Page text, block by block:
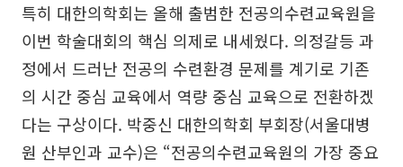
특히 대한의학회는 올해 출범한 전공의수련교육원을
이번 학술대회의 핵심 의제로 내세웠다. 의정갈등 과
정에서 드러난 전공의 수련환경 문제를 계기로 기존
의 시간 중심 교육에서 역량 중심 교육으로 전환하겠
다는 구상이다. 박중신 대한의학회 부회장(서울대병
원 산부인과 교수)은 “전공의수련교육원의 가장 중요